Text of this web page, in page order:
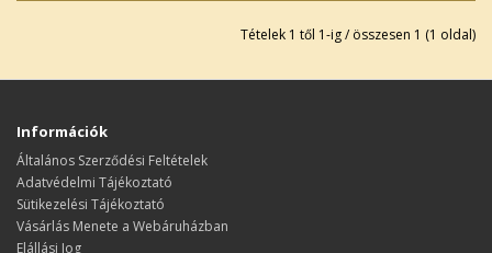
Tételek 1 től 1-ig / összesen 1 (1 oldal)
Információk
Általános Szerződési Feltételek
Adatvédelmi Tájékoztató
Sütikezelési Tájékoztató
Vásárlás Menete a Webáruházban
Elállási Jog